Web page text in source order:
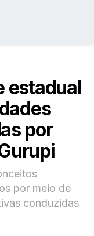
estadual
por
por meio de
conduzidas